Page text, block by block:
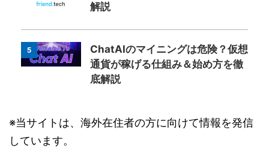
解説
5
ChatAIのマイニングは危険？仮想
通貨が稼げる仕組み＆始め方を徹
底解説
※当サイトは、海外在住者の方に向けて情報を発信
しています。